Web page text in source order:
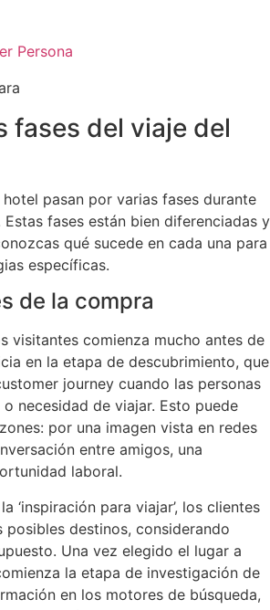
fases del viaje del
pasan por varias fases durante
fases están bien diferenciadas y
qué sucede en cada una para
específicas.
de la compra
visitantes comienza mucho antes de
en la etapa de descubrimiento, que
journey cuando las personas
necesidad de viajar. Esto puede
por una imagen vista en redes
entre amigos, una
laboral.
‘inspiración para viajar’, los clientes
posibles destinos, considerando
Una vez elegido el lugar a
la etapa de investigación de
en los motores de búsqueda,